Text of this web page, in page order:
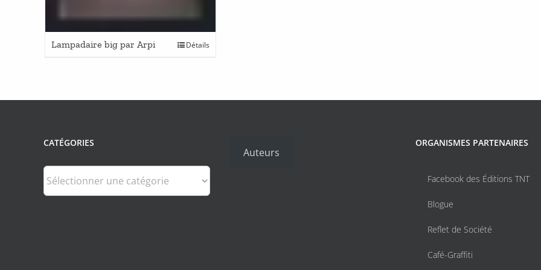
Lampadaire big par Arpi Détails
CATÉGORIES
Catégories
Auteurs
ORGANISMES PARTENAIRES
Facebook des Éditions TNT
Blogue
Reflet de Société
Café-Graffiti